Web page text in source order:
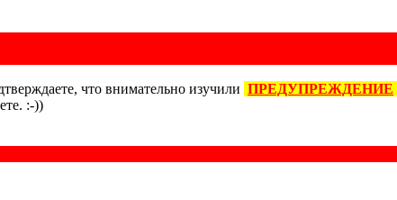
что внимательно изучили ПРЕДУПРЕЖДЕНИЕ
:-))